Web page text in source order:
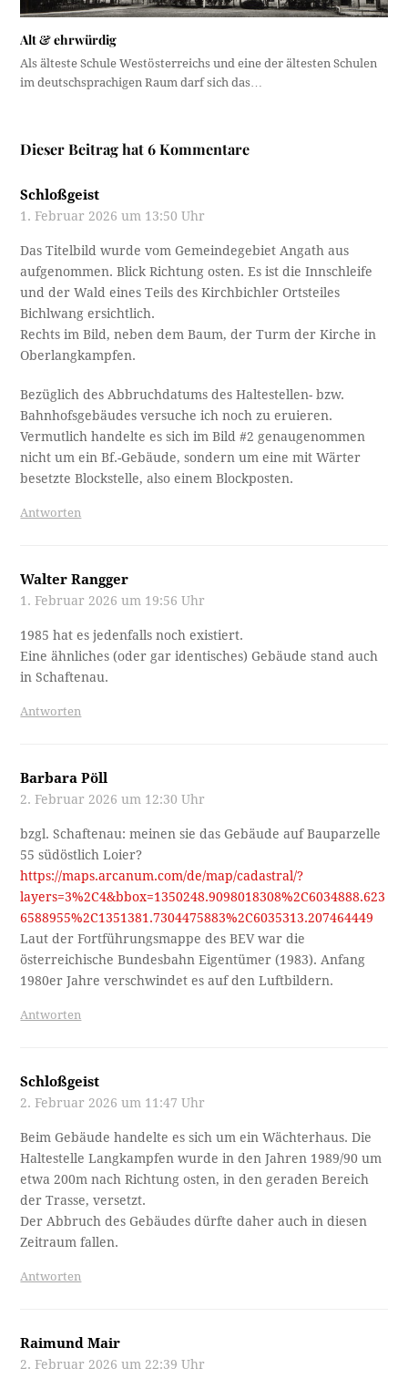
Alt & ehrwürdig
Als älteste Schule Westösterreichs und eine der ältesten Schulen
im deutschsprachigen Raum darf sich das…
Dieser Beitrag hat 6 Kommentare
Schloßgeist
1. Februar 2026 um 13:50 Uhr
Das Titelbild wurde vom Gemeindegebiet Angath aus
aufgenommen. Blick Richtung osten. Es ist die Innschleife
und der Wald eines Teils des Kirchbichler Ortsteiles
Bichlwang ersichtlich.
Rechts im Bild, neben dem Baum, der Turm der Kirche in
Oberlangkampfen.
Bezüglich des Abbruchdatums des Haltestellen- bzw.
Bahnhofsgebäudes versuche ich noch zu eruieren.
Vermutlich handelte es sich im Bild #2 genaugenommen
nicht um ein Bf.-Gebäude, sondern um eine mit Wärter
besetzte Blockstelle, also einem Blockposten.
Antworten
Walter Rangger
1. Februar 2026 um 19:56 Uhr
1985 hat es jedenfalls noch existiert.
Eine ähnliches (oder gar identisches) Gebäude stand auch
in Schaftenau.
Antworten
Barbara Pöll
2. Februar 2026 um 12:30 Uhr
bzgl. Schaftenau: meinen sie das Gebäude auf Bauparzelle
55 südöstlich Loier?
https://maps.arcanum.com/de/map/cadastral/?
layers=3%2C4&bbox=1350248.9098018308%2C6034888.623
6588955%2C1351381.7304475883%2C6035313.207464449
Laut der Fortführungsmappe des BEV war die
österreichische Bundesbahn Eigentümer (1983). Anfang
1980er Jahre verschwindet es auf den Luftbildern.
Antworten
Schloßgeist
2. Februar 2026 um 11:47 Uhr
Beim Gebäude handelte es sich um ein Wächterhaus. Die
Haltestelle Langkampfen wurde in den Jahren 1989/90 um
etwa 200m nach Richtung osten, in den geraden Bereich
der Trasse, versetzt.
Der Abbruch des Gebäudes dürfte daher auch in diesen
Zeitraum fallen.
Antworten
Raimund Mair
2. Februar 2026 um 22:39 Uhr